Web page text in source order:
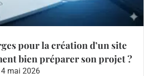
pour la création d’un site
bien préparer son projet ?
4 mai 2026